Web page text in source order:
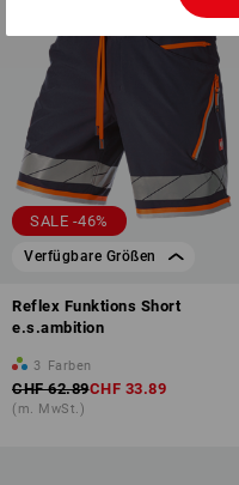
SALE -46%
Verfügbare Größen
Reflex Funktions Short
e.s.ambition
3 Farben
CHF 62.89CHF 33.89
(m. MwSt.)